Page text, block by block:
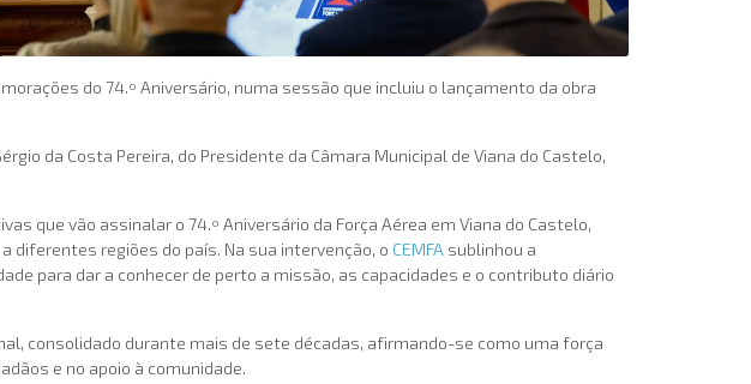
do 74.º Aniversário, numa sessão que incluiu o lançamento da obra
da Costa Pereira, do Presidente da Câmara Municipal de Viana do Castelo,
que vão assinalar o 74.º Aniversário da Força Aérea em Viana do Castelo,
diferentes regiões do país. Na sua intervenção, o CEMFA sublinhou a
para dar a conhecer de perto a missão, as capacidades e o contributo diário
consolidado durante mais de sete décadas, afirmando-se como uma força
e no apoio à comunidade.